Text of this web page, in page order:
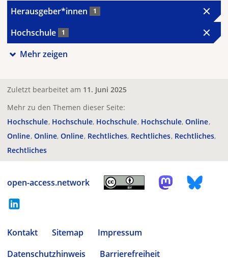
Herausgeber*innen 1
Hochschule 1
Mehr zeigen
Zuletzt bearbeitet am 11. Juni 2025
Mehr zu den Themen dieser Seite:
Hochschule Hochschule Hochschule Hochschule Online
Online Online Online Rechtliches Rechtliches Rechtliches
Rechtliches
open-access.network
Kontakt Sitemap
Impressum
Datenschutzhinweis
Barrierefreiheit